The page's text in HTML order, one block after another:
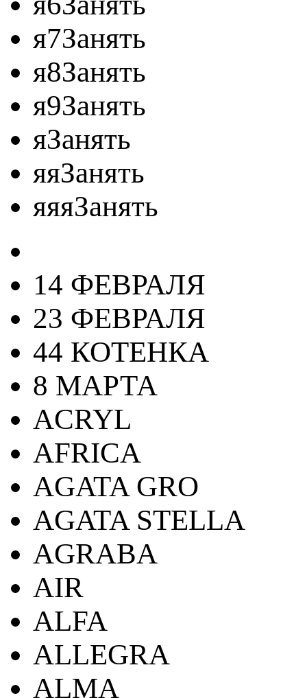
я7Занять
я8Занять
я9Занять
яЗанять
яяЗанять
яяяЗанять
14 ФЕВРАЛЯ
23 ФЕВРАЛЯ
44 КОТЕНКА
8 МАРТА
ACRYL
AFRICA
AGATA GRO
AGATA STELLA
AGRABA
AIR
ALFA
ALLEGRA
ALMA